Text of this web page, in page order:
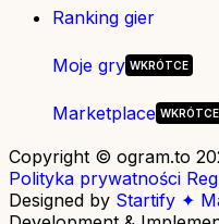
Ranking gier
Moje gry
Marketplace
Copyright © ogram.to
Polityka prywatności
Designed by Startify ✦